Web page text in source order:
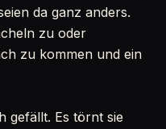
da ganz anders.
zu oder
zu kommen und ein
gefällt. Es törnt sie